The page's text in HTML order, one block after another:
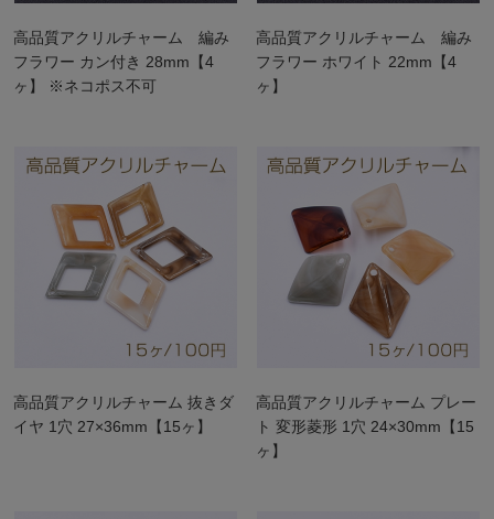
高品質アクリルチャーム 編み
フラワー カン付き 28mm【4
ヶ】 ※ネコポス不可
高品質アクリルチャーム 編み
フラワー ホワイト 22mm【4
ヶ】
高品質アクリルチャーム 抜きダ
イヤ 1穴 27×36mm【15ヶ】
高品質アクリルチャーム プレー
ト 変形菱形 1穴 24×30mm【15
ヶ】